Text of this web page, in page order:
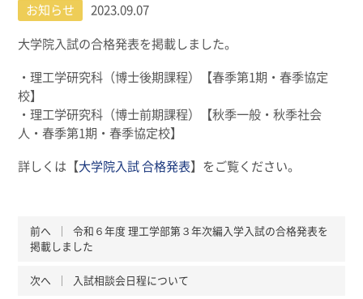
お知らせ 2023.09.07
大学院入試の合格発表を掲載しました。
・理工学研究科（博士後期課程）【春季第1期・春季協定
校】
・理工学研究科（博士前期課程）【秋季一般・秋季社会
人・春季第1期・春季協定校】
詳しくは【 大学院入試 合格発表 】をご覧ください。
前へ
令和６年度 理工学部第３年次編入学入試の合格発表を
掲載しました
次へ 入試相談会日程について